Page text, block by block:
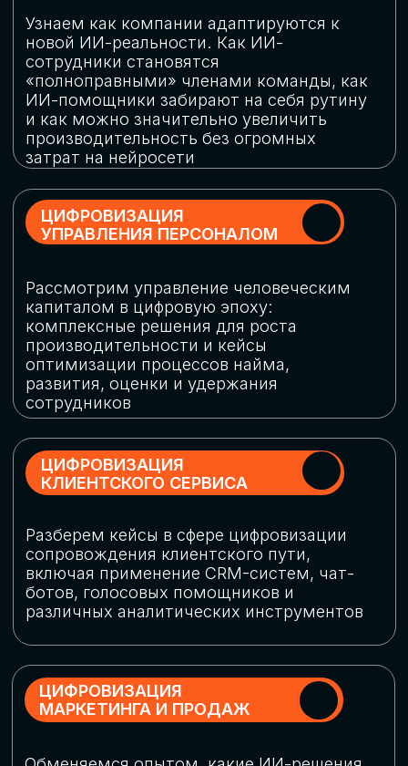
огромную статью затрат
ОБЛАЧНЫЕ ТЕХНОЛОГИИ
Подискутируем, какие облачные решения
существуют на рынке и почему
использование мультиоблачных моделей
не только снижает затраты, но и
«пересборки» бизнес-моделей
СКАЧАТЬ
ПРОГРАММУ
КОНФЕРЕНЦИИ
Оставьте заявку, мы направим вам
программу конференции
СКАЧАТЬ ПРОГРАММУ
СПИКЕРЫ
СТАТЬ СПИКЕРОМ
В конференции участвовали более 120 спикеров